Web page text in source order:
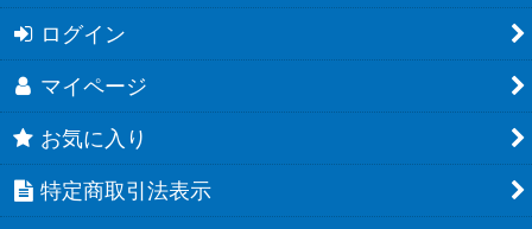
ログイン
マイページ
お気に入り
特定商取引法表示